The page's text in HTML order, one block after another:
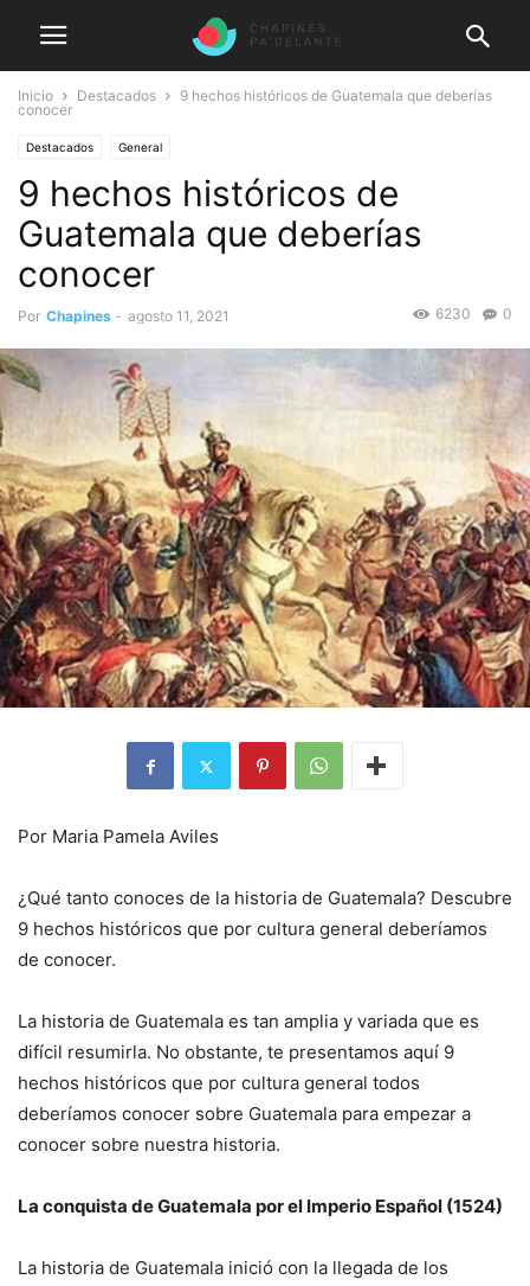
Inicio Destacados
9 hechos históricos de Guatemala que deberías
conocer
Destacados General
9 hechos históricos de
Guatemala que deberías
conocer
Por Chapines - agosto 11, 2021 0
6230
Por Maria Pamela Aviles
¿Qué tanto conoces de la historia de Guatemala? Descubre
9 hechos históricos que por cultura general deberíamos
de conocer.
La historia de Guatemala es tan amplia y variada que es
difícil resumirla. No obstante, te presentamos aquí 9
hechos históricos que por cultura general todos
deberíamos conocer sobre Guatemala para empezar a
conocer sobre nuestra historia.
La conquista de Guatemala por el Imperio Español (1524)
La historia de Guatemala inició con la llegada de los